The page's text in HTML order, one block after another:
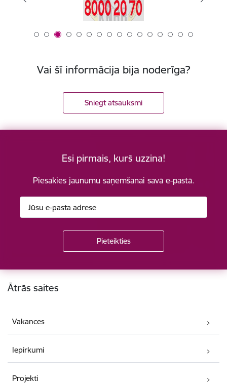
Vai šī informācija bija noderīga?
Sniegt atsauksmi
Esi pirmais, kurš uzzina!
Piesakies jaunumu saņemšanai savā e-pastā.
Kājene
Ātrās saites
Vakances
Iepirkumi
Projekti